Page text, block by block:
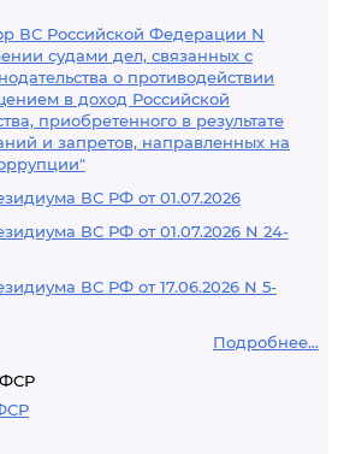
ВС Российской Федерации N
судами дел, связанных с
о противодействии
в доход Российской
приобретенного в результате
и запретов, направленных на
ВС РФ от 01.07.2026
ВС РФ от 01.07.2026 N 24-
ВС РФ от 17.06.2026 N 5-
Подробнее...